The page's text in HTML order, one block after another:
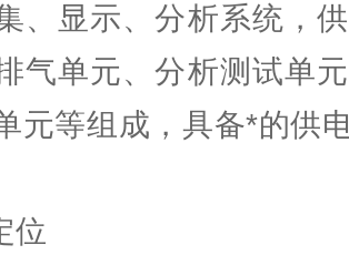
、显示、分析系统，
气单元、分析测试单
元等组成，具备*的供
位